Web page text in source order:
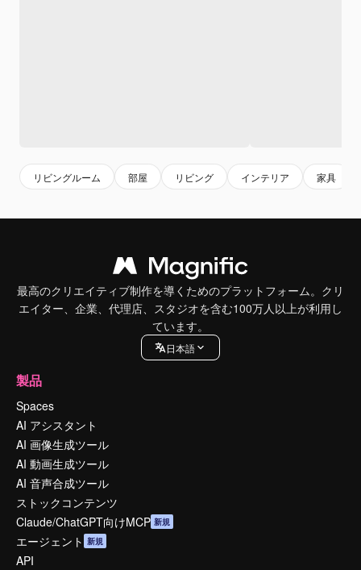
リビングルーム 部屋 リビング インテリア 家具
最高のクリエイティブ制作を導くためのプラットフォーム。クリ
エイター、企業、代理店、スタジオを含む100万人以上が利用し
ています。
日本語
製品
Spaces
AI アシスタント
AI 画像生成ツール
AI 動画生成ツール
AI 音声合成ツール
ストックコンテンツ
Claude/ChatGPT向けMCP 新規
エージェント 新規
API